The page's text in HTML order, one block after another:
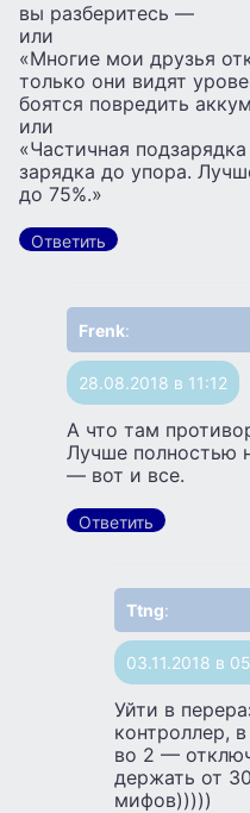
вы разберитесь —
или
«Многие мои друзья
только они видят
боятся повредить
или
«Частичная
зарядка до упора.
до 75%.»
Ответить
Frenk:
28.08.2018 в 11:12
А что там
Лучше полностью
— вот и все.
Ответить
Ttng:
03.11.2018 в
Уйти в
контроллер,
во 2 —
держать от
мифов)))))